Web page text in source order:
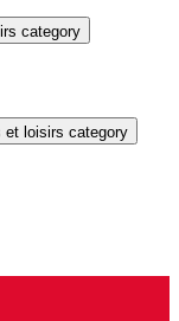
category
et loisirs category